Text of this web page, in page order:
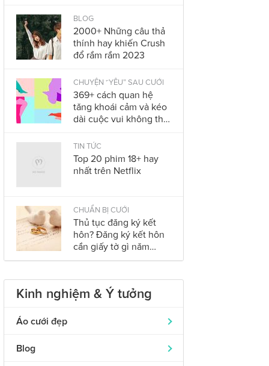
BLOG
2000+ Những câu thả
thính hay khiến Crush
đổ rầm rầm 2023
CHUYỆN “YÊU” SAU CƯỚI
369+ cách quan hệ
tăng khoái cảm và kéo
dài cuộc vui không thể
2023
TIN TỨC
Top 20 phim 18+ hay
nhất trên Netflix
CHUẨN BỊ CƯỚI
Thủ tục đăng ký kết
hôn? Đăng ký kết hôn
cần giấy tờ gì năm
2023?
Kinh nghiệm & Ý tưởng
Áo cưới đẹp
Áo dài cưới
319
Blog